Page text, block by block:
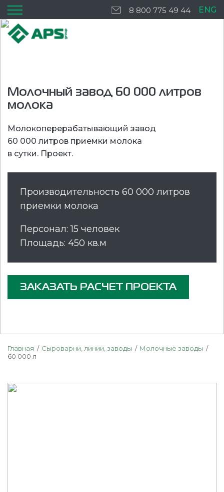
8 800 775 49 44 ENG
Молочный завод 60 000 литров
молока
Молокоперерабатывающий завод
60 000 литров приемки молока
в сутки. Проект.
Производительность 60 000 литров
приемки молока
Персонал: 15 человек
Площадь: 450 кв.м
ЗАКАЗАТЬ РАСЧЕТ ПРОЕКТА
Главная Сыроварни, линии, заводы
Молочные заводы
60 000 л